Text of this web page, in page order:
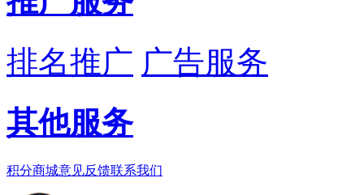
排名推广 广告服务
其他服务
积分商城意见反馈联系我们